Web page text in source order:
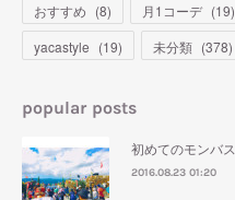
おすすめ (8) 月1コーデ (19)
yacastyle (19) 未分類 (378)
popular posts
初めてのモンバス
2016.08.23 01:20